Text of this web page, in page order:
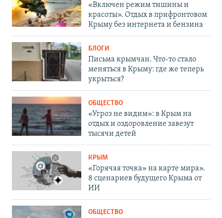
«Включен режим тишины и
красоты». Отдых в прифронтовом
Крыму без интернета и бензина
БЛОГИ
Письма крымчан. Что-то стало
меняться в Крыму: где же теперь
укрыться?
ОБЩЕСТВО
«Угроз не видим»: в Крым на
отдых и оздоровление завезут
тысячи детей
КРЫМ
«Горячая точка» на карте мира».
8 сценариев будущего Крыма от
ИИ
ОБЩЕСТВО